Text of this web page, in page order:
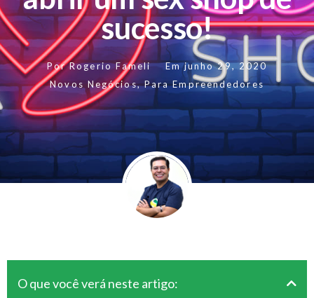
sucesso!
PorRogerio Fameli Em junho 29, 2020
Novos Negócios,Para Empreendedores
O que você verá neste artigo: